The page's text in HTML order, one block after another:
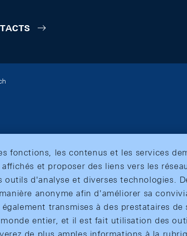
fonctions, les contenus et les services
et proposer des liens vers les
outils d'analyse et diverses technologies.
anonyme afin d'améliorer sa
transmises à des prestataires de
entier, et il est fait utilisation des